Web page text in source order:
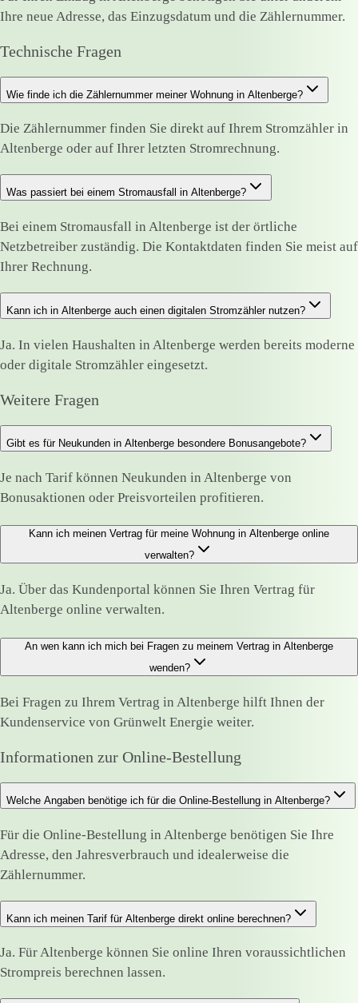
Ihre neue Adresse, das Einzugsdatum und die Zählernummer.
Technische Fragen
Wie finde ich die Zählernummer meiner Wohnung in Altenberge?
Die Zählernummer finden Sie direkt auf Ihrem Stromzähler in
Altenberge oder auf Ihrer letzten Stromrechnung.
Was passiert bei einem Stromausfall in Altenberge?
Bei einem Stromausfall in Altenberge ist der örtliche
Netzbetreiber zuständig. Die Kontaktdaten finden Sie meist auf
Ihrer Rechnung.
Kann ich in Altenberge auch einen digitalen Stromzähler nutzen?
Ja. In vielen Haushalten in Altenberge werden bereits moderne
oder digitale Stromzähler eingesetzt.
Weitere Fragen
Gibt es für Neukunden in Altenberge besondere Bonusangebote?
Je nach Tarif können Neukunden in Altenberge von
Bonusaktionen oder Preisvorteilen profitieren.
Kann ich meinen Vertrag für meine Wohnung in Altenberge online
verwalten?
Ja. Über das Kundenportal können Sie Ihren Vertrag für
Altenberge online verwalten.
An wen kann ich mich bei Fragen zu meinem Vertrag in Altenberge
wenden?
Bei Fragen zu Ihrem Vertrag in Altenberge hilft Ihnen der
Kundenservice von Grünwelt Energie weiter.
Informationen zur Online-Bestellung
Welche Angaben benötige ich für die Online-Bestellung in Altenberge?
Für die Online-Bestellung in Altenberge benötigen Sie Ihre
Adresse, den Jahresverbrauch und idealerweise die
Zählernummer.
Kann ich meinen Tarif für Altenberge direkt online berechnen?
Ja. Für Altenberge können Sie online Ihren voraussichtlichen
Strompreis berechnen lassen.